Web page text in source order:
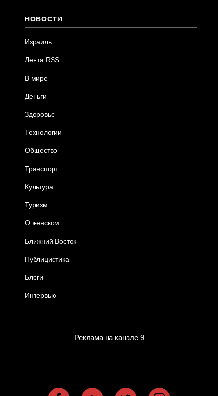
НОВОСТИ
Израиль
Лента RSS
В мире
Деньги
Здоровье
Технологии
Общество
Транспорт
Культура
Туризм
О женском
Ближний Восток
Публицистика
Блоги
Интервью
Реклама на канале 9